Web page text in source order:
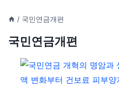
/ 국민연금개편
국민연금개편